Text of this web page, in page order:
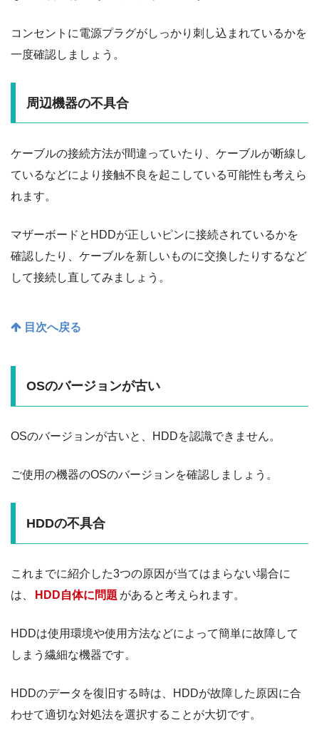
コンセントに電源プラグがしっかり刺し込まれているかを
一度確認しましょう。
周辺機器の不具合
ケーブルの接続方法が間違っていたり、ケーブルが断線し
ているなどにより接触不良を起こしている可能性も考えら
れます。
マザーボードとHDDが正しいピンに接続されているかを
確認したり、ケーブルを新しいものに交換したりするなど
して接続し直してみましょう。
目次へ戻る
OSのバージョンが古い
OSのバージョンが古いと、HDDを認識できません。
ご使用の機器のOSのバージョンを確認しましょう。
HDDの不具合
これまでに紹介した3つの原因が当てはまらない場合に
は、
HDD自体に問題 があると考えられます。
HDDは使用環境や使用方法などによって簡単に故障して
しまう繊細な機器です。
HDDのデータを復旧する時は、HDDが故障した原因に合
わせて適切な対処法を選択することが大切です。